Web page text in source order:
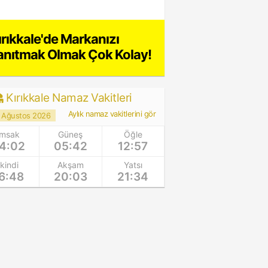
Markanızı
Olmak Çok Kolay!
Kırıkkale Namaz Vakitleri
Ağustos 2026 Aylık namaz vakitlerini gör
Güneş
05:42
Öğle
12:57
Akşam
20:03
Yatsı
21:34